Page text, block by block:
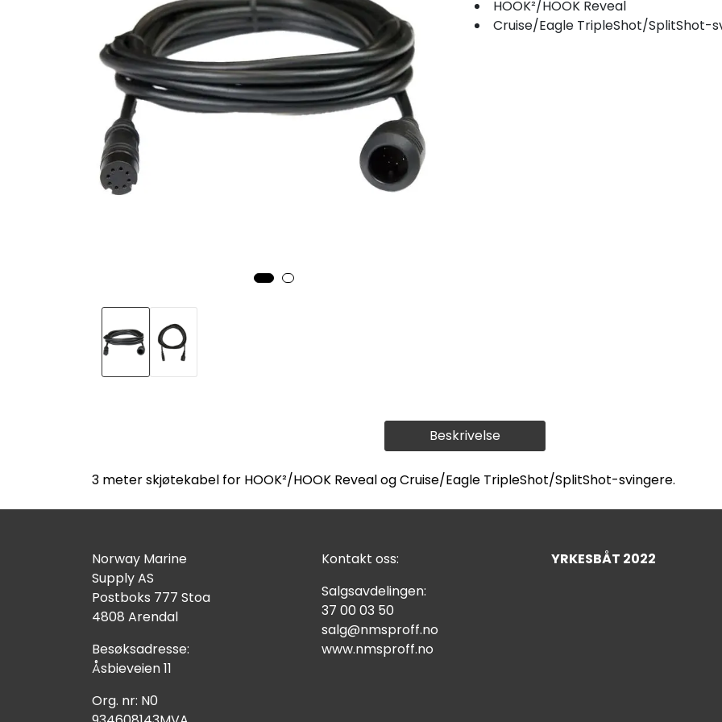
Beskrivelse
3 meter skjøtekabel for HOOK²/HOOK Reveal og Cruise/Eagle TripleShot/SplitShot-svingere.
HOOK²/HOOK Reveal
Cruise/Eagle TripleShot/SplitShot-
Norway Marine
Supply AS
Postboks 777 Stoa
4808 Arendal
Besøksadresse:
Åsbieveien 11
Org. nr: N0
Kontakt oss:
Salgsavdelingen:
37 00 03 50
salg@nmsproff.no
www.nmsproff.no
YRKESBÅT 2022